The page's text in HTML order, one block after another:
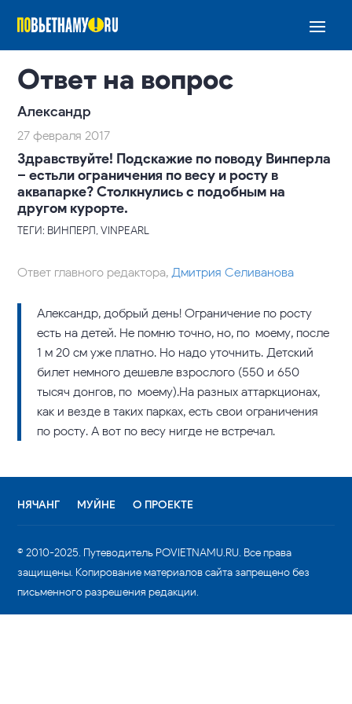
Ответ на вопрос
Александр
27 февраля 2017
Здравствуйте! Подскажие по поводу Винперла
– естьли ограничения по весу и росту в
аквапарке? Столкнулись с подобным на
другом курорте.
ТЕГИ: ВИНПЕРЛ, VINPEARL
Ответ главного редактора,Дмитрия Селиванова
Александр, добрый день! Ограничение по росту
есть на детей. Не помню точно, но, по-моему, после
1 м 20 см уже платно. Но надо уточнить. Детский
билет немного дешевле взрослого (550 и 650
тысяч донгов, по-моему).На разных аттаркционах,
как и везде в таких парках, есть свои ограничения
по росту. А вот по весу нигде не встречал.
НЯЧАНГ МУЙНЕ О ПРОЕКТЕ
© 2010-2025. Путеводитель POVIETNAMU.RU. Все права
защищены. Копирование материалов сайта запрещено без
письменного разрешения редакции.